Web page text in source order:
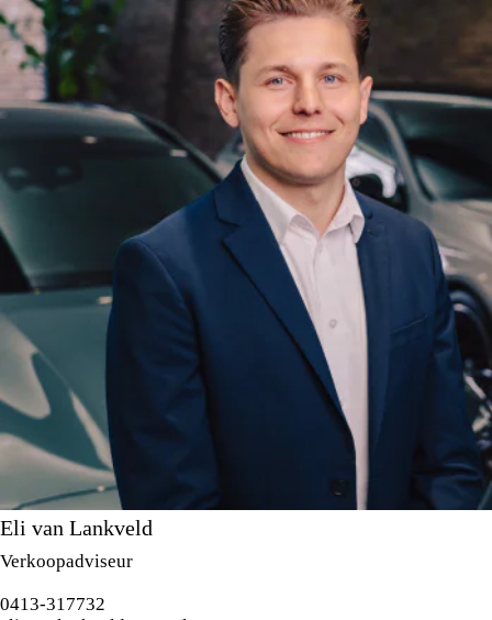
Eli van Lankveld
Verkoopadviseur
0413-317732